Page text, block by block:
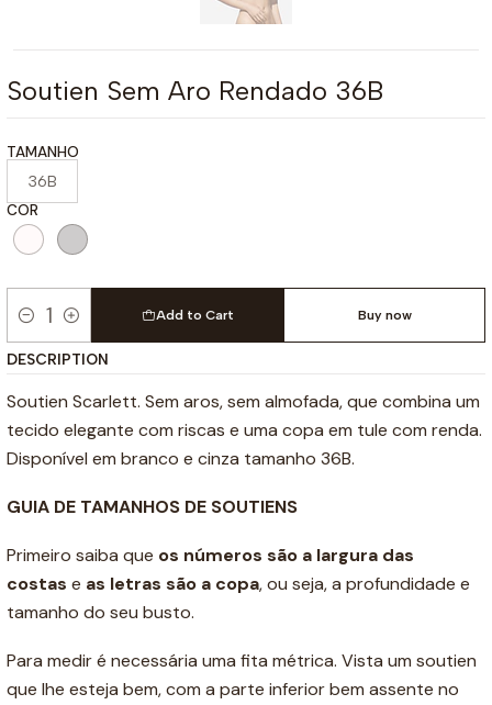
Soutien Sem Aro Rendado 36B
TAMANHO
36B
COR
Quantity
Add to Cart Buy now
DESCRIPTION
Soutien Scarlett. Sem aros, sem almofada, que combina um
tecido elegante com riscas e uma copa em tule com renda.
Disponível em branco e cinza tamanho 36B.
GUIA DE TAMANHOS DE SOUTIENS
Primeiro saiba que os números são a largura das
costas e as letras são a copa, ou seja, a profundidade e
tamanho do seu busto.
Para medir é necessária uma fita métrica. Vista um soutien
que lhe esteja bem, com a parte inferior bem assente no